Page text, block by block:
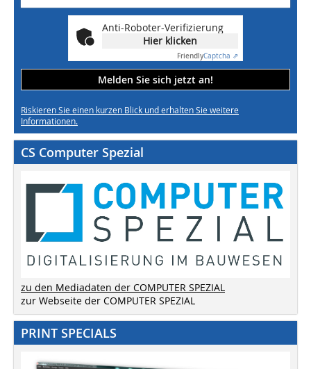
Anti-Roboter-Verifizierung
Hier klicken
FriendlyCaptcha ⇗
Melden Sie sich jetzt an!
Riskieren Sie einen kurzen Blick und erhalten Sie weitere
Informationen.
CS Computer Spezial
zu den Mediadaten der COMPUTER SPEZIAL
zur Webseite der COMPUTER SPEZIAL
PRINT SPECIALS